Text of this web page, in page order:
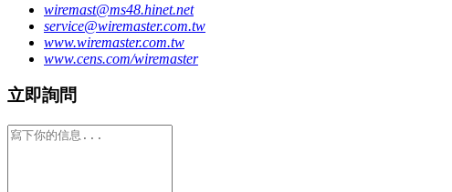
wiremast@ms48.hinet.net
service@wiremaster.com.tw
www.wiremaster.com.tw
www.cens.com/wiremaster
立即詢問